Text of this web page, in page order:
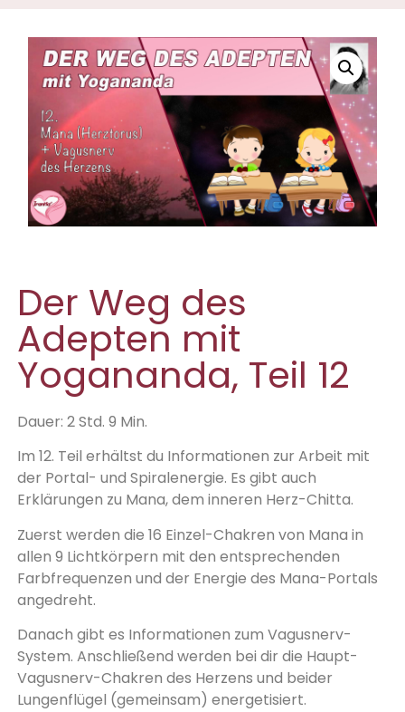
Der Weg des
Adepten mit
Yogananda, Teil 12
Dauer: 2 Std. 9 Min.
Im 12. Teil erhältst du Informationen zur Arbeit mit
der Portal- und Spiralenergie. Es gibt auch
Erklärungen zu Mana, dem inneren Herz-Chitta.
Zuerst werden die 16 Einzel-Chakren von Mana in
allen 9 Lichtkörpern mit den entsprechenden
Farbfrequenzen und der Energie des Mana-Portals
angedreht.
Danach gibt es Informationen zum Vagusnerv-
System. Anschließend werden bei dir die Haupt-
Vagusnerv-Chakren des Herzens und beider
Lungenflügel (gemeinsam) energetisiert.